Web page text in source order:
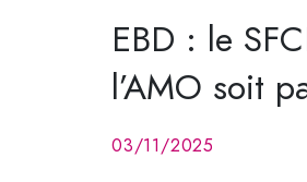
Nouvelle
La Nouvelle
Retraite Des
Communiqués
Documentations
Vie
COVID 19 –
EBD : le
l’AMO soit
03/11/2025